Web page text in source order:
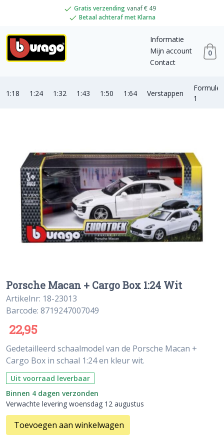
Gratis verzending vanaf € 49
Betaal achteraf met Klarna
Informatie
Mijn account
Contact
0
1:18 1:24 1:32 1:43 1:50 1:64 Verstappen
Formule
1
Porsche Macan + Cargo Box 1:24 Wit
Artikelnr: 18-23013
Barcode: 8719247007049
22,95
Gedetailleerd schaalmodel van de Porsche Macan +
Cargo Box in schaal 1:24 en kleur wit.
Uit voorraad leverbaar
Binnen 4 dagen verzonden
Verwachte levering woensdag 12 augustus
Toevoegen aan winkelwagen